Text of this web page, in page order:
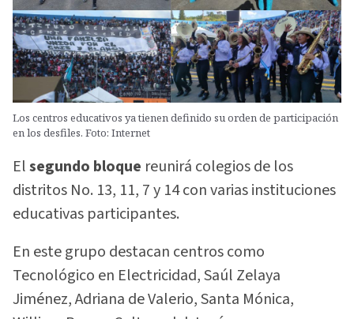
Los centros educativos ya tienen definido su orden de participación
en los desfiles. Foto: Internet
Elsegundo bloque reunirá colegios de los
distritos No. 13, 11, 7 y 14 con varias instituciones
educativas participantes.
En este grupo destacan centros como
Tecnológico en Electricidad, Saúl Zelaya
Jiménez, Adriana de Valerio, Santa Mónica,